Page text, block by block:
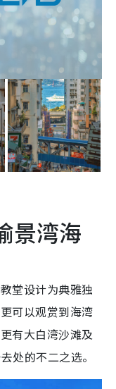
景湾海
堂设计为典雅独
可以观赏到海湾
有大白湾沙滩及
处的不二之选。